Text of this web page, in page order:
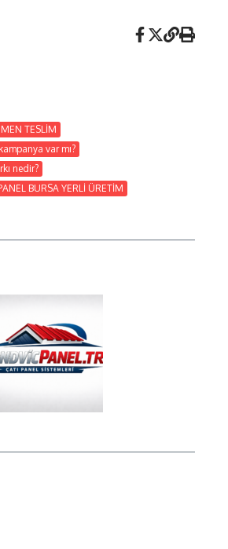
TESLİM
var mı?
nedir?
BURSA YERLİ ÜRETİM